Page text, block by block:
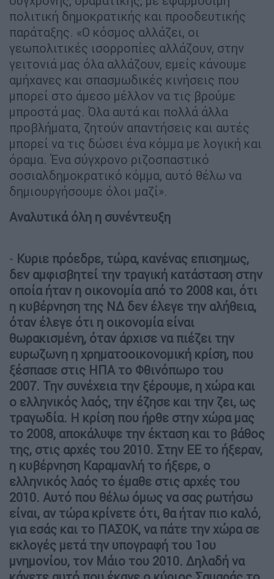
πολιτική δημοκρατικής και προοδευτικής
παράταξης. «Ο κόσμος αλλάζει, οι
γεωπολιτικές ισορροπίες αλλάζουν, στην
γειτονιά μας όλα αλλάζουν, εμείς κάνουμε
αμήχανες και σπασμωδικές κινήσεις που
μπορεί στο άμεσο μέλλον να τις βρούμε
μπροστά μας. Όλα αυτά και πολλά άλλα
προβλήματα, ζητούν απαντήσεις και αυτές
μπορεί να τις δώσει ένα κόμμα με λογική και
όραμα. Ένα σύγχρονο ριζοσπαστικό
σοσιαλδημοκρατικό κόμμα, αυτό θέλω να
δημιουργήσουμε όλοι μαζί».
Αναλυτικά όλη η συνέντευξη
- Κυριε πρόεδρε, τώρα, κανένας επισημως,
δεν αμφισβητεί την τραγική κατάσταση στην
οποία ήταν η οικονομία από το 2008 και, ότι
η κυβέρνηση της ΝΔ δεν έλεγε την αλήθεια,
όταν έλεγε ότι η οικονομία είναι
θωρακισμένη, όταν άρχισε να πιέζει την
ευρωζωνη η χρηματοοικονομική κρίση, που
ξέσπασε στις ΗΠΑ το Φθινόπωρο του
2007. Την συνέχεια την ξέρουμε, η χώρα και
ο ελληνικός λαός, την έζησε και την ζει, ως
τραγωδία. Η κρίση που ήρθε στην χώρα μας
το 2008, αποκάλυψε την έκταση και το βάθος
της, στις αρχές του 2010. Στην ΕΕ το ήξεραν,
η κυβέρνηση Καραμανλή το ήξερε, ο
ελληνικός λαός το έμαθε στις αρχές του
2010. Αυτό που θέλω όμως να σας ρωτήσω
είναι, αν τώρα κρίνετε ότι, θα ήταν πιο καλό,
για εσάς και το ΠΑΣΟΚ, να πάτε την χώρα σε
εκλογές μετά την υπογραφή του 1ου
μνημονίου, τον Μάιο του 2010. Δηλαδή να